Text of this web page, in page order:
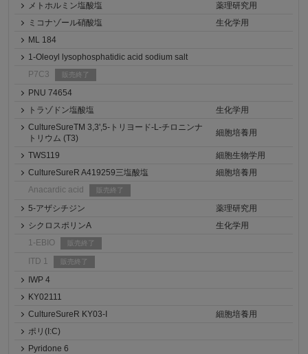
メトホルミン塩酸塩
薬理研究用
ミコナゾール硝酸塩
生化学用
ML 184
1-Oleoyl lysophosphatidic acid sodium salt
P7C3
販売終了
PNU 74654
トラゾドン塩酸塩
生化学用
CultureSureTM 3,3',5-トリヨード-L-チロニンナ
トリウム (T3)
細胞培養用
TWS119
細胞生物学用
CultureSureR A419259三塩酸塩
細胞培養用
Anacardic acid
販売終了
5-アザシチジン
薬理研究用
シクロスポリンA
生化学用
1-EBIO
販売終了
ITD 1 販売終了
IWP 4
KY02111
CultureSureR KY03-I
細胞培養用
ポリ(I:C)
Pyridone 6